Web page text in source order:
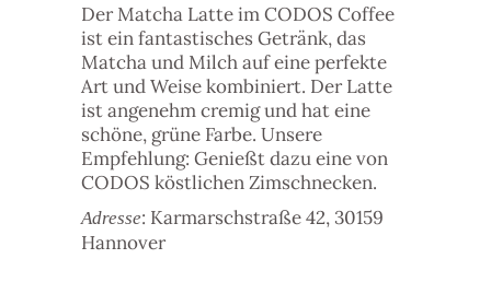
Der Matcha Latte im CODOS Coffee
ist ein fantastisches Getränk, das
Matcha und Milch auf eine perfekte
Art und Weise kombiniert. Der Latte
ist angenehm cremig und hat eine
schöne, grüne Farbe. Unsere
Empfehlung: Genießt dazu eine von
CODOS köstlichen Zimschnecken.
Adresse: Karmarschstraße 42, 30159
Hannover